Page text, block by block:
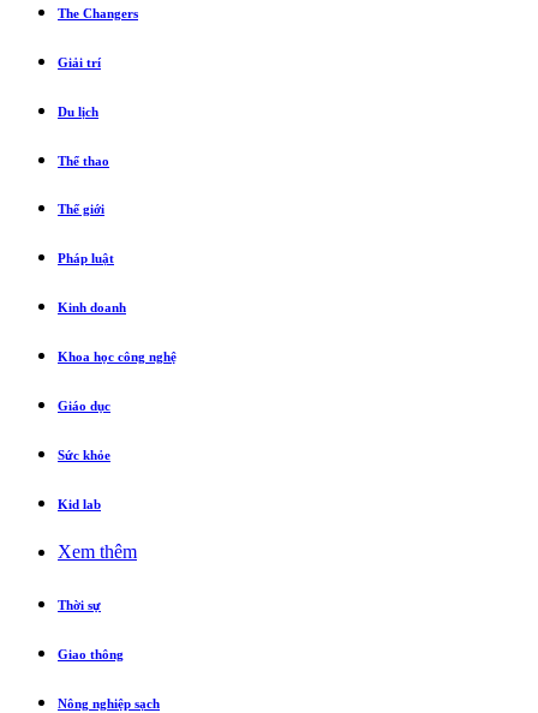
The Changers
Giải trí
Du lịch
Thể thao
Thế giới
Pháp luật
Kinh doanh
Khoa học công nghệ
Giáo dục
Sức khỏe
Kid lab
Xem thêm
Thời sự
Giao thông
Nông nghiệp sạch